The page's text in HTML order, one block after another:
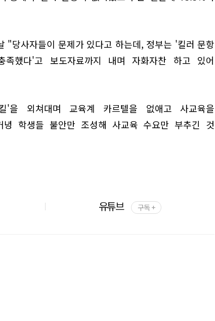
"당사자들이 문제가 있다고 하는데, 정부는 '킬러 문항
했다'고 보도자료까지 내며 자화자찬 하고 있어
외쳐대며 교육계 카르텔을 없애고 사교육을
녕 학생들 불안만 조성해 사교육 수요만 부추긴 것
유튜브 구독 +